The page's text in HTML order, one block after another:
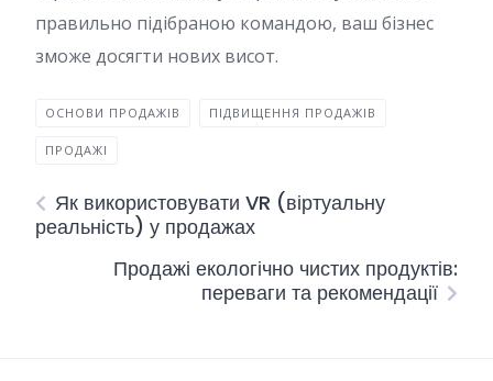
правильно підібраною командою, ваш бізнес
зможе досягти нових висот.
ОСНОВИ ПРОДАЖІВ ПІДВИЩЕННЯ ПРОДАЖІВ
ПРОДАЖІ
Як використовувати VR (віртуальну
реальність) у продажах
Продажі екологічно чистих продуктів:
переваги та рекомендації